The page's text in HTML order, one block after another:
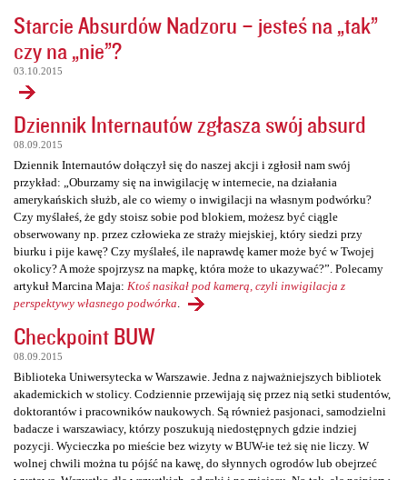
Starcie Absurdów Nadzoru – jesteś na „tak”
czy na „nie”?
03.10.2015
Dziennik Internautów zgłasza swój absurd
08.09.2015
Dziennik Internautów dołączył się do naszej akcji i zgłosił nam swój
przykład: „Oburzamy się na inwigilację w internecie, na działania
amerykańskich służb, ale co wiemy o inwigilacji na własnym podwórku?
Czy myślałeś, że gdy stoisz sobie pod blokiem, możesz być ciągle
obserwowany np. przez człowieka ze straży miejskiej, który siedzi przy
biurku i pije kawę? Czy myślałeś, ile naprawdę kamer może być w Twojej
okolicy? A może spojrzysz na mapkę, która może to ukazywać?”. Polecamy
artykuł Marcina Maja: Ktoś nasikał pod kamerą, czyli inwigilacja z
perspektywy własnego podwórka
Checkpoint BUW
08.09.2015
Biblioteka Uniwersytecka w Warszawie. Jedna z najważniejszych bibliotek
akademickich w stolicy. Codziennie przewijają się przez nią setki studentów,
doktorantów i pracowników naukowych. Są również pasjonaci, samodzielni
badacze i warszawiacy, którzy poszukują niedostępnych gdzie indziej
pozycji. Wycieczka po mieście bez wizyty w BUW-ie też się nie liczy. W
wolnej chwili można tu pójść na kawę, do słynnych ogrodów lub obejrzeć